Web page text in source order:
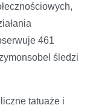
461
śledzi
tatuaże i